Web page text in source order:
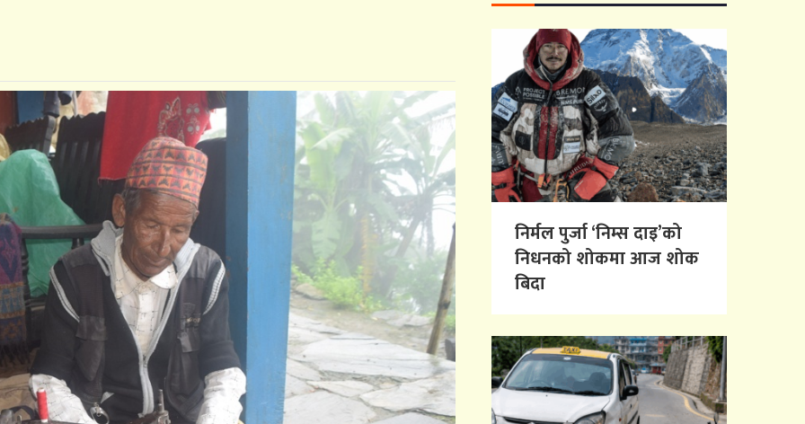
निर्मल पुर्जा ‘निम्स दाइ’को
निधनको शोकमा आज शोक
बिदा